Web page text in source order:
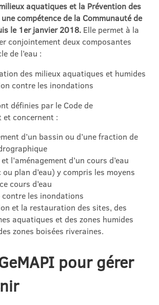
aquatiques et la Prévention des
compétence de la Communauté de
le 1er janvier 2018. Elle permet à la
conjointement deux composantes
de l’eau :
des milieux aquatiques et humides
contre les inondations
définies par le Code de
et concernent :
d’un bassin ou d’une fraction de
l’aménagement d’un cours d’eau
plan d’eau) y compris les moyens
cours d’eau
contre les inondations
et la restauration des sites, des
aquatiques et des zones humides
zones boisées riveraines.
pour gérer